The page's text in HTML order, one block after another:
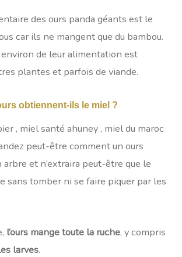
des ours panda géants est le
car ils ne mangent que du bambou.
de leur alimentation est
plantes et parfois de viande.
obtiennent-ils le miel ?
peut-être comment un ours
arbre et n’extraira peut-être que le
sans tomber ni se faire piquer par les
l’ours mange toute la ruche, y compris
larves.